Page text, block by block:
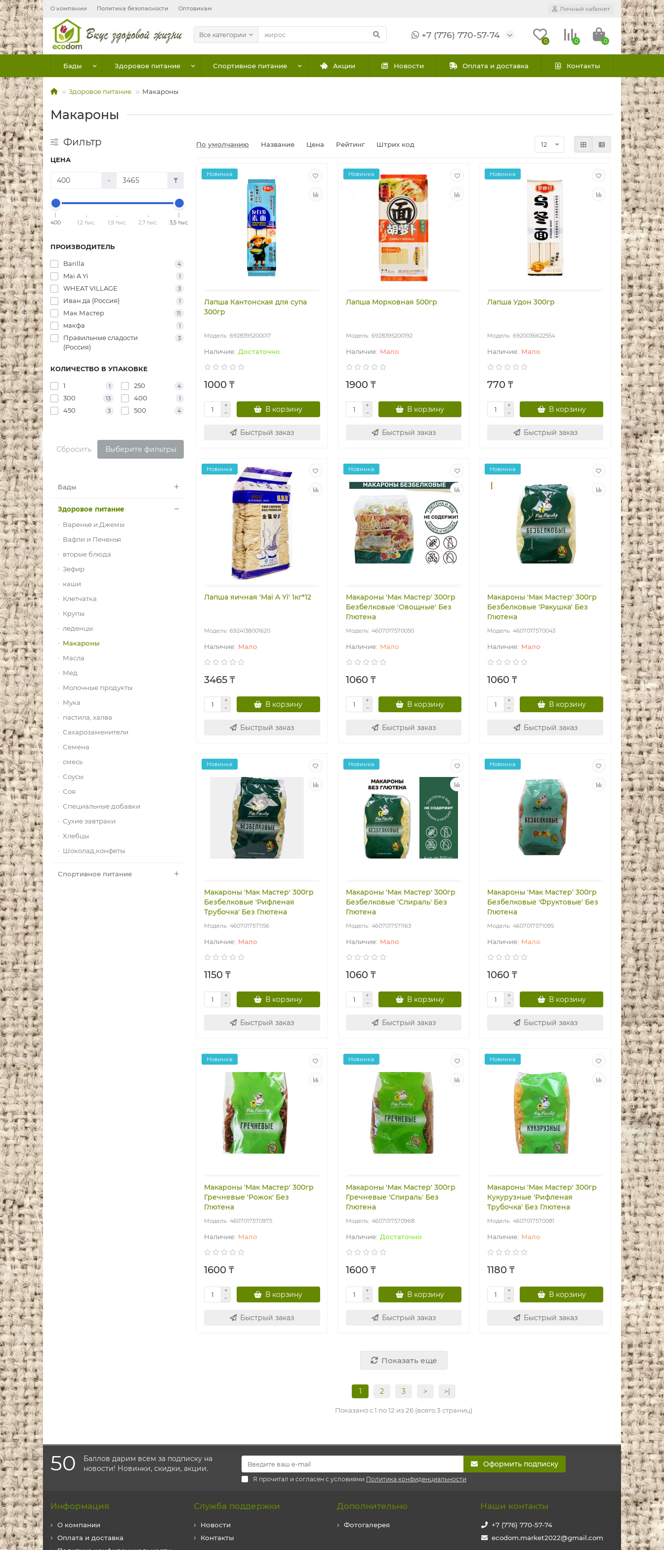
О компании Политика безопасности Оптовикам Личный кабинет
Все категории +7 (776) 770-57-74
0 0 0
Бады Здоровое питание Спортивное питание Акции Новости Оплата и доставка Контакты
Здоровое питание Макароны
Макароны
Фильтр
ЦЕНА
- ₸
400 1,2 тыс. 1,9 тыс. 2,7 тыс. 3,5 тыс.
ПРОИЗВОДИТЕЛЬ
Barilla 4
Mai A Yi 1
WHEAT VILLAGE 3
Иван да (Россия) 1
Мак Мастер 11
макфа 1
Правильные сладости
(Россия)
3
КОЛИЧЕСТВО В УПАКОВКЕ
1 1 250 4
300 13 400 1
450 3 500 4
Сбросить Выберите фильтры
Бады
Здоровое питание
Варенье и Джемы
Вафли и Печенья
вторые блюда
Зефир
каши
Клетчатка
Крупы
леденцы
Макароны
Масла
Мед
Молочные продукты
Мука
пастила, халва
Сахарозаменители
Семена
смесь
Соусы
Соя
Специальные добавки
Сухие завтраки
Хлебцы
Шоколад,конфеты
Спортивное питание
По умолчанию Название Цена Рейтинг Штрих код
Новинка
Лапша Кантонская для супа
300гр
6928395200017
Достаточно
1000 ₸
В корзину
Быстрый заказ
Новинка
Лапша Морковная 500гр
6928395200192
Мало
1900 ₸
В корзину
Быстрый заказ
Новинка
Лапша Удон 300гр
6920036622554
Мало
770 ₸
В корзину
Быстрый заказ
Новинка
Лапша яичная 'Mai A Yi' 1кг*12
6924138001620
Мало
3465 ₸
В корзину
Быстрый заказ
Новинка
Макароны 'Мак Мастер' 300гр
Безбелковые 'Овощные' Без
Глютена
4607017570050
Мало
1060 ₸
В корзину
Быстрый заказ
Новинка
Макароны 'Мак Мастер' 300гр
Безбелковые 'Ракушка' Без
Глютена
4607017570043
Мало
1060 ₸
В корзину
Быстрый заказ
Новинка
Макароны 'Мак Мастер' 300гр
Безбелковые 'Рифленая
Трубочка' Без Глютена
4607017571156
Мало
1150 ₸
В корзину
Быстрый заказ
Новинка
Макароны 'Мак Мастер' 300гр
Безбелковые 'Спираль' Без
Глютена
4607017571163
Мало
1060 ₸
В корзину
Быстрый заказ
Новинка
Макароны 'Мак Мастер' 300гр
Безбелковые 'Фруктовые' Без
Глютена
4607017571095
Мало
1060 ₸
В корзину
Быстрый заказ
Новинка
Макароны 'Мак Мастер' 300гр
Гречневые 'Рожок' Без
Глютена
4607017570975
Мало
1600 ₸
В корзину
Быстрый заказ
Новинка
Макароны 'Мак Мастер' 300гр
Гречневые 'Спираль' Без
Глютена
4607017570968
Достаточно
1600 ₸
В корзину
Быстрый заказ
Новинка
Макароны 'Мак Мастер' 300гр
Кукурузные 'Рифленая
Трубочка' Без Глютена
4607017570081
Мало
1180 ₸
В корзину
Быстрый заказ
Показать еще
1 2 3 > >|
Показано с 1 по 12 из 26 (всего 3 страниц)
50
Баллов дарим всем за подписку на
новости! Новинки, скидки, акции.
Оформить подписку
Я прочитал и согласен с условиями Политика конфиденциальности
Информация
О компании
Оплата и доставка
Служба поддержки
Новости
Контакты
Дополнительно
Фотогалерея
Наши контакты
+7 (776) 770-57-74
ecodom.market2022@gmail.com